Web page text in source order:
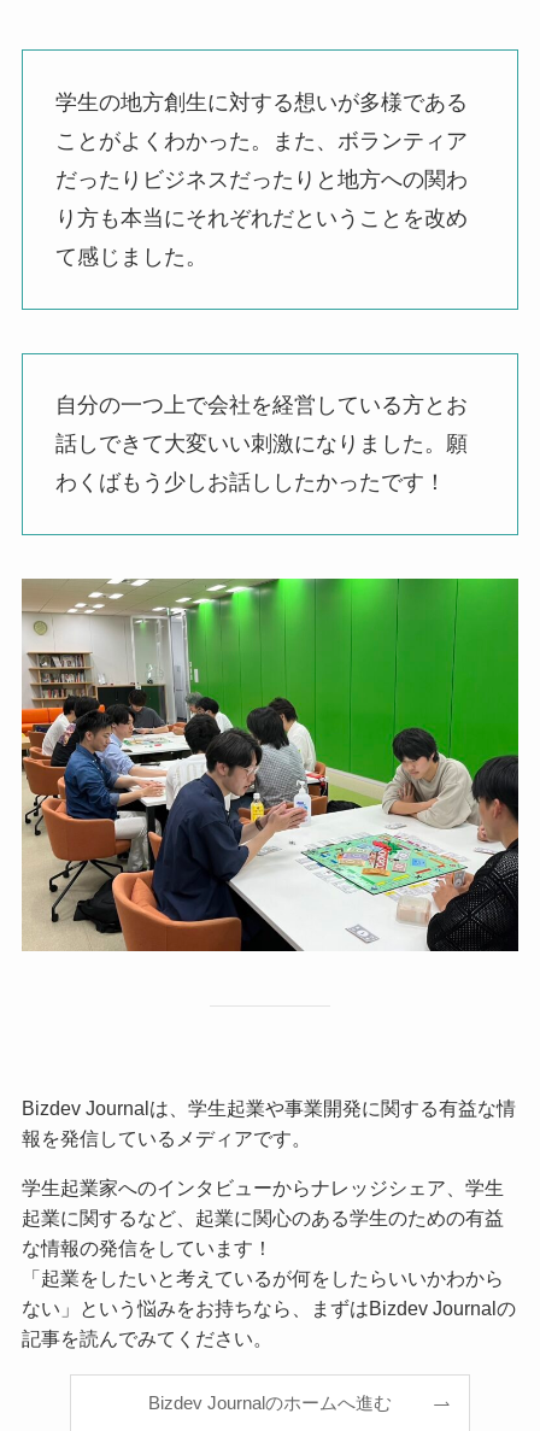
学生の地方創生に対する想いが多様である
ことがよくわかった。また、ボランティア
だったりビジネスだったりと地方への関わ
り方も本当にそれぞれだということを改め
て感じました。
自分の一つ上で会社を経営している方とお
話しできて大変いい刺激になりました。願
わくばもう少しお話ししたかったです！
Bizdev Journalは、学生起業や事業開発に関する有益な情
報を発信しているメディアです。
学生起業家へのインタビューからナレッジシェア、学生
起業に関するなど、起業に関心のある学生のための有益
な情報の発信をしています！
「起業をしたいと考えているが何をしたらいいかわから
ない」という悩みをお持ちなら、まずはBizdev Journalの
記事を読んでみてください。
Bizdev Journalのホームへ進む